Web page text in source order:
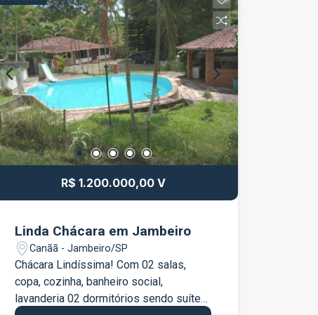
R$ 1.200.000,00 V
Linda Chácara em Jambeiro
Canãã - Jambeiro/SP
Chácara Lindíssima! Com 02 salas,
copa, cozinha, banheiro social,
lavanderia 02 dormitórios sendo suítes,